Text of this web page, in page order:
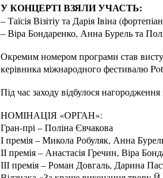
У КОНЦЕРТІ ВЗЯЛИ УЧАСТЬ:
– Таїсія Візітіу та Дарія Івіна
– Віра Бондаренко, Анна Бурель та
Окремим номером програми став
керівника міжнародного фестивалю
Під час заходу відбулося
НОМІНАЦІЯ «ОРГАН»:
Гран-прі – Поліна Євчакова
І премія – Микола Робуляк, Анна
ІІ премія – Анастасія Гречин, Віра
ІІІ премія – Роман Довгаль, Дарина